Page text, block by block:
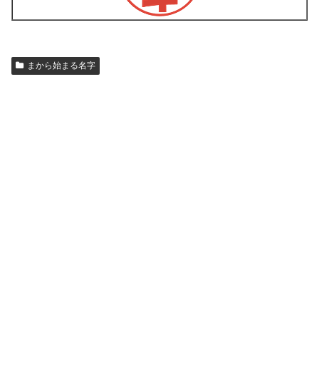
まから始まる名字